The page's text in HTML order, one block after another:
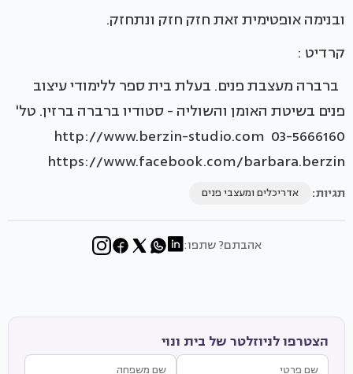
ובנימה אופטימית זאת חזק חזק ונתחזק.
קרדיט :
ברברה מעצבת פנים. בעלת בית ספר ללימודי עיצוב
פנים בשיטת האומן והשוליה - סטודיו ברברה ברזין. טל'
03-5666160 http://www.berzin-studio.com
https://www.facebook.com/barbara.berzin
תגיות: אדריכלים ומעצבי פנים
אהבתם? שתפו:
הצטרפו לניוזלטר של בית ונוי